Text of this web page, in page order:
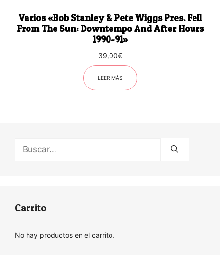
Varios «Bob Stanley & Pete Wiggs Pres. Fell
From The Sun: Downtempo And After Hours
1990-91»
39,00€
LEER MÁS
Carrito
No hay productos en el carrito.